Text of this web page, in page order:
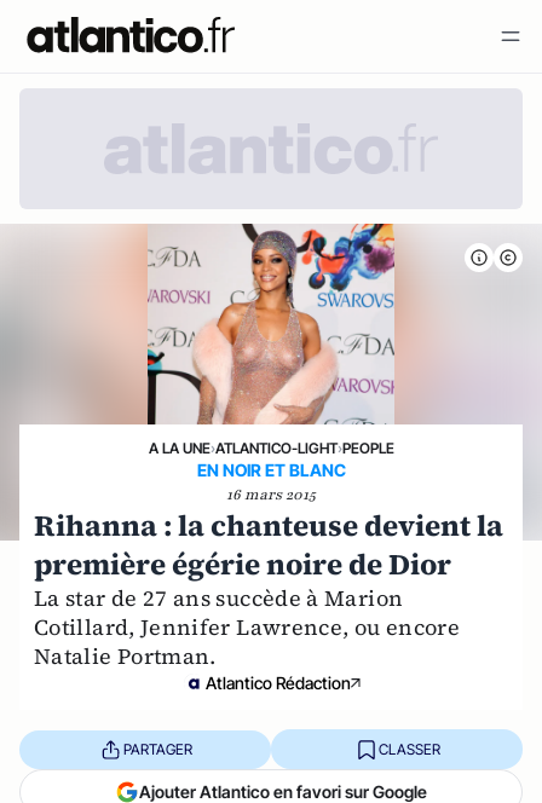
A LA UNE›ATLANTICO-LIGHT›PEOPLE
EN NOIR ET BLANC
16 mars 2015
Rihanna : la chanteuse devient la
première égérie noire de Dior
La star de 27 ans succède à Marion
Cotillard, Jennifer Lawrence, ou encore
Natalie Portman.
Atlantico Rédaction
PARTAGER CLASSER
Ajouter Atlantico en favori sur Google